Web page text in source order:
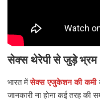
सेक्स थेरेपी से जुड़े भ्रम
भारत मेंसेक्स एजुकेशन की कमी
जानकारी ना होना कई तरह की